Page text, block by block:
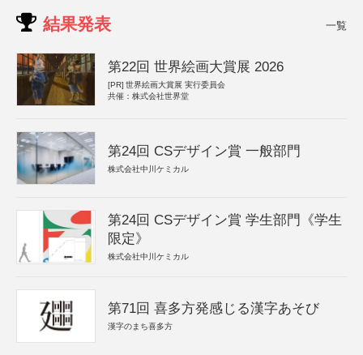
結果発表 一覧
第22回 世界絵画大賞展 2026
[PR] 世界絵画大賞展 実行委員会
共催：株式会社世界堂
第24回 CSデザイン賞 一般部門
株式会社中川ケミカル
第24回 CSデザイン賞 学生部門《学生
限定》
株式会社中川ケミカル
第71回 喜多方発感じる漢字あそび
漢字のまち喜多方